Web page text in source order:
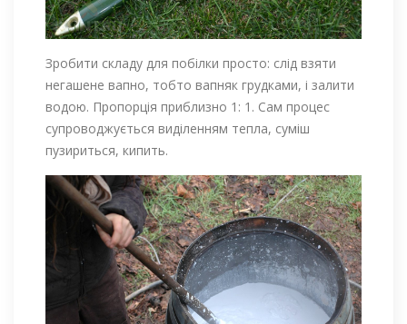
Зробити складу для побілки просто: слід взяти
негашене вапно, тобто вапняк грудками, і залити
водою. Пропорція приблизно 1: 1. Сам процес
супроводжується виділенням тепла, суміш
пузириться, кипить.